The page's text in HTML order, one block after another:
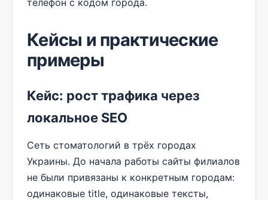
Кейсы и практические
примеры
Кейс: рост трафика через
локальное SEO
Сеть стоматологий в трёх городах
Украины. До начала работы сайты филиалов
не были привязаны к конкретным городам:
одинаковые title, одинаковые тексты,